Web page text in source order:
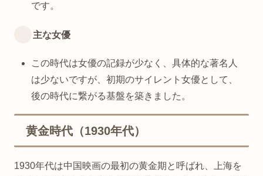
です。
主な女優
この時代は女優の記録が少なく、具体的な著名人
は少ないですが、初期のサイレント女優として、
後の時代に繋がる基盤を築きました。
黄金時代（1930年代）
1930年代は中国映画の最初の黄金期と呼ばれ、上海を